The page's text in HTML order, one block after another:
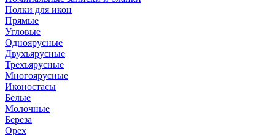
Полки для икон
Прямые
Угловые
Одноярусные
Двухъярусные
Трехъярусные
Многоярусные
Иконостасы
Белые
Молочные
Береза
Орех